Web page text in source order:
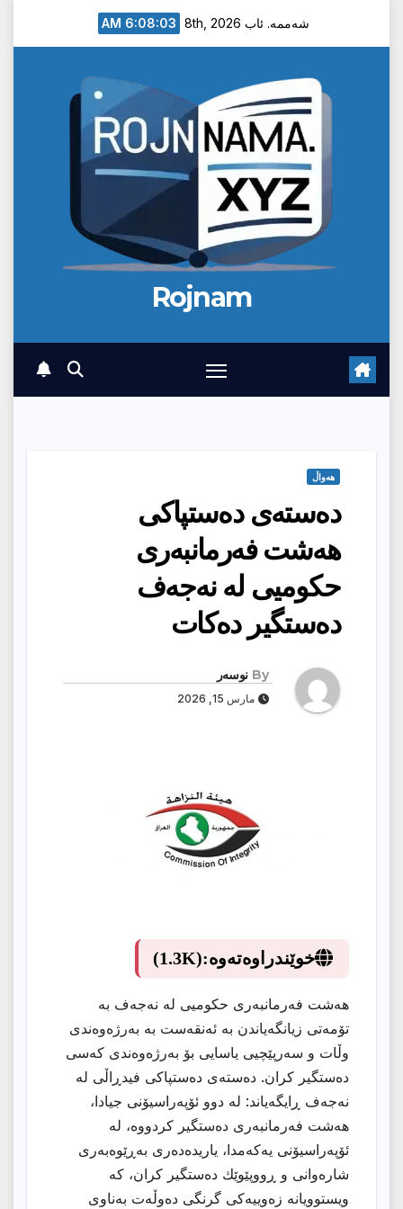
شەممە. ئاب 8th, 2026 6:08:04 AM
Rojnam
هەواڵ
دەستەی دەستپاكی
هەشت فەرمانبەری
حكومیی لە نەجەف
دەستگیر دەكات
By نوسەر
مارس 15, 2026
خوێندراوەتەوە:(1.3K)
هەشت فەرمانبەری حكومیی لە نەجەف بە
تۆمەتی زیانگەیاندن بە ئەنقەست بە بەرژەوەندی
وڵات و سەرپێچیی یاسایی بۆ بەرژەوەندی كەسی
دەستگیر كران. دەستەی دەستپاكی فیدڕاڵی لە
نەجەف ڕایگەیاند: لە دوو ئۆپەراسیۆنی جیادا،
هەشت فەرمانبەری دەستگیر كردووە، لە
ئۆپەراسیۆنی یەكەمدا، یاریدەدەری بەڕێوەبەری
شارەوانی و ڕووپێوێك دەستگیر كران، كە
ویستوویانە زەوییەكی گرنگی دەوڵەت بەناوی